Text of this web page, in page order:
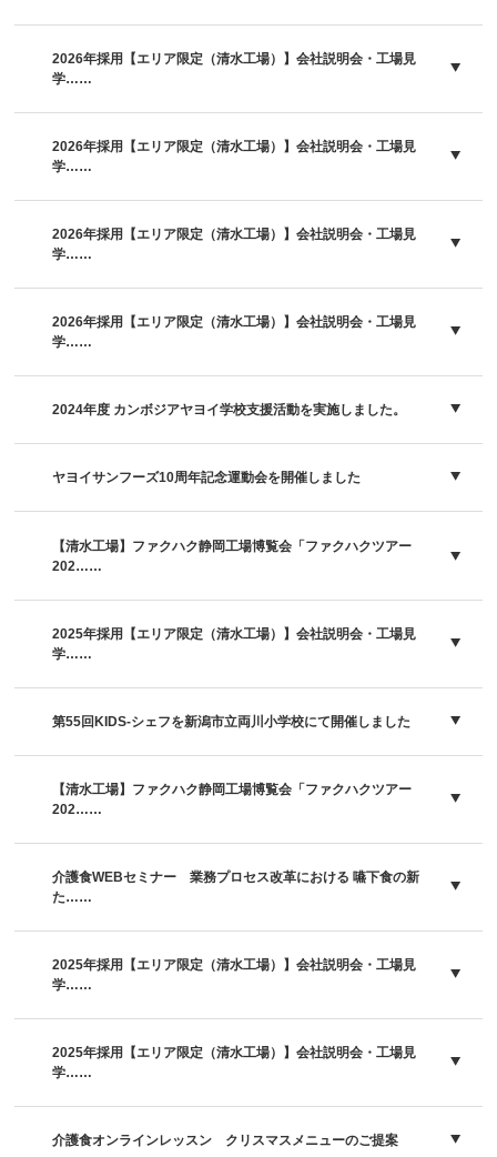
2026年採用【エリア限定（清水工場）】会社説明会・工場見
学……
2026年採用【エリア限定（清水工場）】会社説明会・工場見
学……
2026年採用【エリア限定（清水工場）】会社説明会・工場見
学……
2026年採用【エリア限定（清水工場）】会社説明会・工場見
学……
2024年度 カンボジアヤヨイ学校支援活動を実施しました。
ヤヨイサンフーズ10周年記念運動会を開催しました
【清水工場】ファクハク静岡工場博覧会「ファクハクツアー
202……
2025年採用【エリア限定（清水工場）】会社説明会・工場見
学……
第55回KIDS-シェフを新潟市立両川小学校にて開催しました
【清水工場】ファクハク静岡工場博覧会「ファクハクツアー
202……
介護食WEBセミナー 業務プロセス改革における 嚥下食の新
た……
2025年採用【エリア限定（清水工場）】会社説明会・工場見
学……
2025年採用【エリア限定（清水工場）】会社説明会・工場見
学……
介護食オンラインレッスン クリスマスメニューのご提案